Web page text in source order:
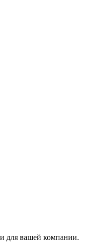
для вашей компании.